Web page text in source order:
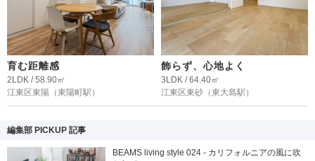
育む距離感
2LDK / 58.90㎡
江東区東陽 （東陽町駅）
飾らず、心地よく
3LDK / 64.40㎡
江東区東砂 （東大島駅）
編集部 PICKUP 記事
BEAMS living style 024 - カリフォルニアの風に吹